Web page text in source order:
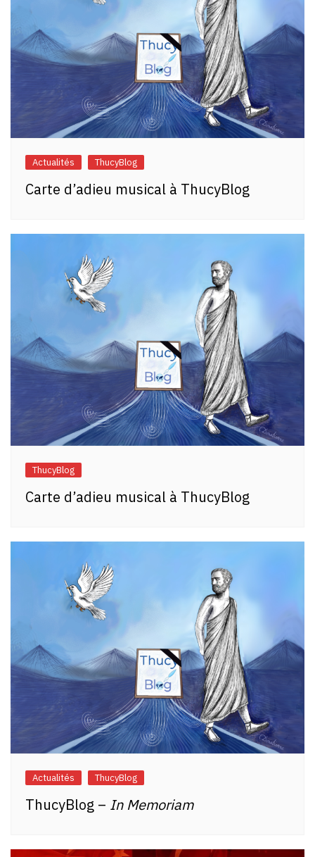
Actualités ThucyBlog
Carte d’adieu musical à ThucyBlog
ThucyBlog
Carte d’adieu musical à ThucyBlog
Actualités ThucyBlog
ThucyBlog – In Memoriam